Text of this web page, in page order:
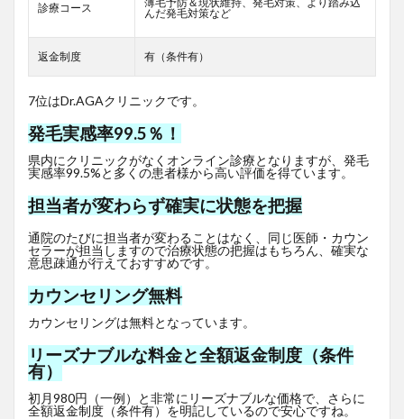
診療コース
んだ発毛対策など
返金制度 有（条件有）
7位はDr.AGAクリニックです。
発毛実感率99.5％！
県内にクリニックがなくオンライン診療となりますが、発毛
実感率99.5%と多くの患者様から高い評価を得ています。
担当者が変わらず確実に状態を把握
通院のたびに担当者が変わることはなく、同じ医師・カウン
セラーが担当しますので治療状態の把握はもちろん、確実な
意思疎通が行えておすすめです。
カウンセリング無料
カウンセリングは無料となっています。
リーズナブルな料金と全額返金制度（条件
有）
初月980円（一例）と非常にリーズナブルな価格で、さらに
全額返金制度（条件有）を明記しているので安心ですね。